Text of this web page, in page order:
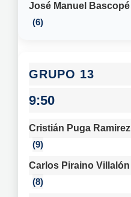
José Manuel Bascopé
6
13
9:50
Cristián Puga Ramirez
9
Carlos Piraino Villalón
8